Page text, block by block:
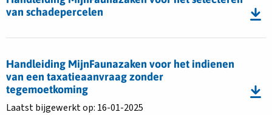
van schadepercelen
Handleiding
voor
selecteren
van
schadepercelen
Handleiding MijnFaunazaken voor het indienen
van een taxatieaanvraag zonder
tegemoetkoming
Laatst bijgewerkt op: 16-01-2025
bestand
Handleiding
MijnFaunazaken
voor